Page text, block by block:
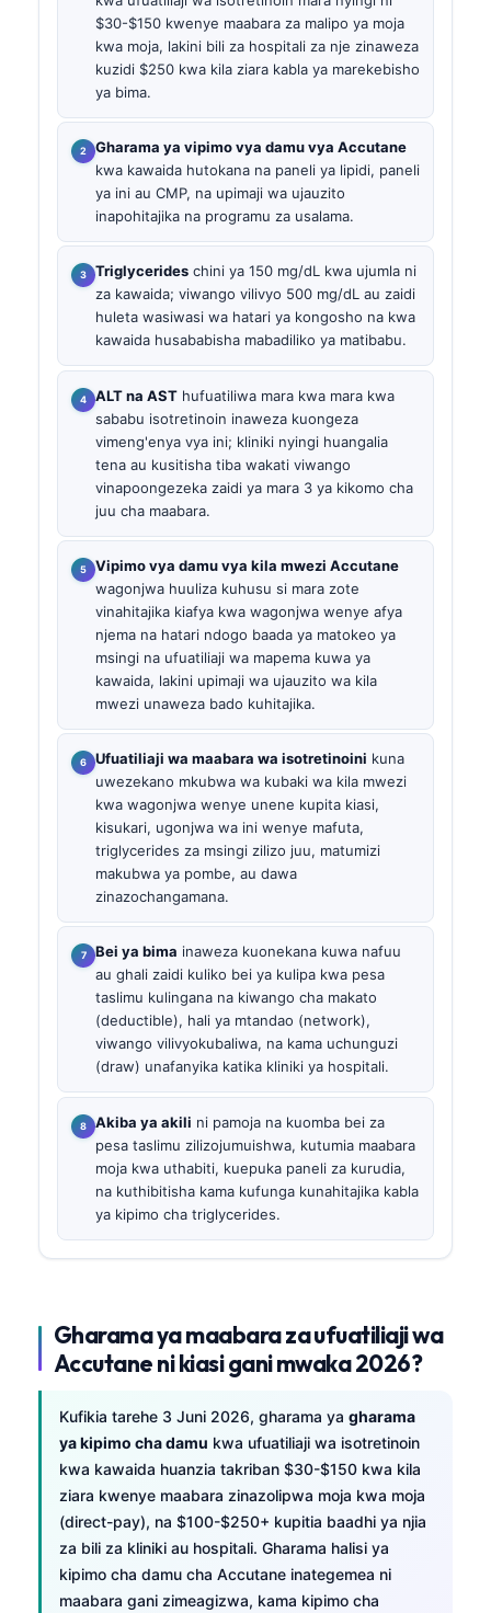
$30-$150 kwenye maabara za malipo ya moja
kwa moja, lakini bili za hospitali za nje zinaweza
kuzidi $250 kwa kila ziara kabla ya marekebisho
ya bima.
Gharama ya vipimo vya damu vya Accutane
kwa kawaida hutokana na paneli ya lipidi, paneli
ya ini au CMP, na upimaji wa ujauzito
inapohitajika na programu za usalama.
Triglycerides chini ya 150 mg/dL kwa ujumla ni
za kawaida; viwango vilivyo 500 mg/dL au zaidi
huleta wasiwasi wa hatari ya kongosho na kwa
kawaida husababisha mabadiliko ya matibabu.
ALT na AST hufuatiliwa mara kwa mara kwa
sababu isotretinoin inaweza kuongeza
vimeng'enya vya ini; kliniki nyingi huangalia
tena au kusitisha tiba wakati viwango
vinapoongezeka zaidi ya mara 3 ya kikomo cha
juu cha maabara.
Vipimo vya damu vya kila mwezi Accutane
wagonjwa huuliza kuhusu si mara zote
vinahitajika kiafya kwa wagonjwa wenye afya
njema na hatari ndogo baada ya matokeo ya
msingi na ufuatiliaji wa mapema kuwa ya
kawaida, lakini upimaji wa ujauzito wa kila
mwezi unaweza bado kuhitajika.
Ufuatiliaji wa maabara wa isotretinoini kuna
uwezekano mkubwa wa kubaki wa kila mwezi
kwa wagonjwa wenye unene kupita kiasi,
kisukari, ugonjwa wa ini wenye mafuta,
triglycerides za msingi zilizo juu, matumizi
makubwa ya pombe, au dawa
zinazochangamana.
Bei ya bima inaweza kuonekana kuwa nafuu
au ghali zaidi kuliko bei ya kulipa kwa pesa
taslimu kulingana na kiwango cha makato
(deductible), hali ya mtandao (network),
viwango vilivyokubaliwa, na kama uchunguzi
(draw) unafanyika katika kliniki ya hospitali.
Akiba ya akili ni pamoja na kuomba bei za
pesa taslimu zilizojumuishwa, kutumia maabara
moja kwa uthabiti, kuepuka paneli za kurudia,
na kuthibitisha kama kufunga kunahitajika kabla
ya kipimo cha triglycerides.
Gharama ya maabara za ufuatiliaji wa
Accutane ni kiasi gani mwaka 2026?
Kufikia tarehe 3 Juni 2026, gharama ya gharama
ya kipimo cha damu kwa ufuatiliaji wa isotretinoin
kwa kawaida huanzia takriban $30-$150 kwa kila
ziara kwenye maabara zinazolipwa moja kwa moja
(direct-pay), na $100-$250+ kupitia baadhi ya njia
za bili za kliniki au hospitali. Gharama halisi ya
kipimo cha damu cha Accutane inategemea ni
maabara gani zimeagizwa, kama kipimo cha